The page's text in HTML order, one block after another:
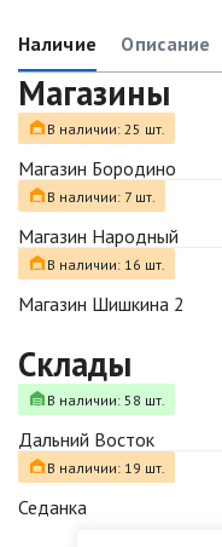
Наличие Описание
Магазины
В наличии: 25 шт.
Магазин Бородино
В наличии: 7 шт.
Магазин Народный
В наличии: 16 шт.
Магазин Шишкина 2
Склады
В наличии: 58 шт.
Дальний Восток
В наличии: 19 шт.
Седанка